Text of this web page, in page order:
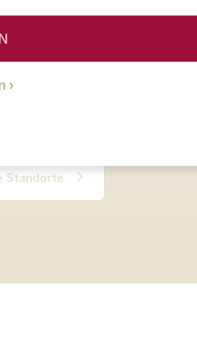
Beratung, tägliche
Standorte